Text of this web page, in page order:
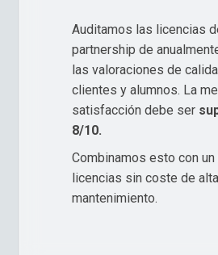
Auditamos las licencias
partnership de
las valoraciones de
clientes y alumnos. La
satisfacción debe ser
8/10.
Combinamos esto con
licencias sin coste de
mantenimiento.